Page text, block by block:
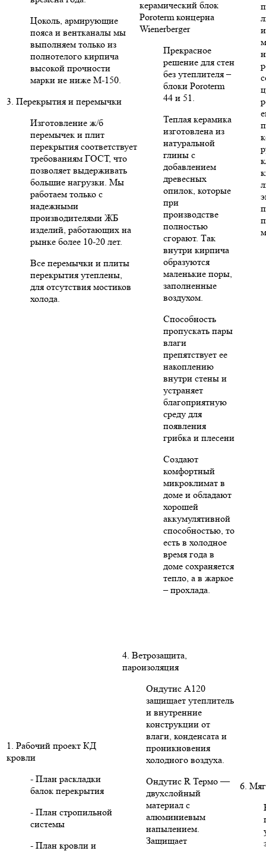
Цоколь, армирующие
пояса и вентканалы мы
выполняем только из
полнотелого кирпича
высокой прочности
марки не ниже М-150.
3. Перекрытия и перемычки
Изготовление ж/б
перемычек и плит
перекрытия соответствует
требованиям ГОСТ, что
позволяет выдерживать
большие нагрузки. Мы
работаем только с
надежными
производителями ЖБ
изделий, работающих на
рынке более 10-20 лет.
Все перемычки и плиты
перекрытия утеплены,
для отсутствия мостиков
холода.
керамический блок
Poroterm концерна
Wienerberger
Прекрасное
решение для стен
без утеплителя –
блоки Poroterm
44 и 51.
Теплая керамика
изготовлена из
натуральной
глины с
добавлением
древесных
опилок, которые
при
производстве
полностью
сгорают. Так
внутри кирпича
образуются
маленькие поры,
заполненные
воздухом.
Способность
пропускать пары
влаги
препятствует ее
накоплению
внутри стены и
устраняет
благоприятную
среду для
появления
грибка и плесени
Создают
комфортный
микроклимат в
доме и обладают
хорошей
аккумулятивной
способностью, то
есть в холодное
время года в
доме сохраняется
тепло, а в жаркое
– прохлада.
1. Рабочий проект КД
кровли
- План раскладки
балок перекрытия
- План стропильной
системы
- План кровли и
4. Ветрозащита,
пароизоляция
Ондутис А120
защищает утеплитель
и внутренние
конструкции от
влаги, конденсата и
проникновения
холодного воздуха.
Ондутис R Термо —
двухслойный
материал с
алюминиевым
напылением.
Защищает
6.